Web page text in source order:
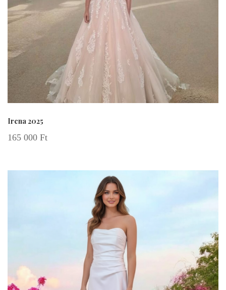
Irena 2025
165 000 Ft